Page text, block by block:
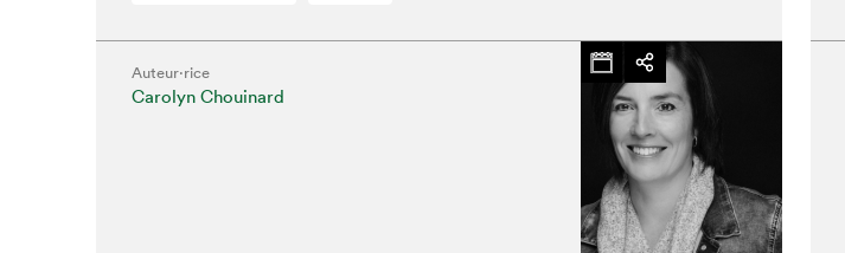
Auteur·rice
Carolyn Chouinard